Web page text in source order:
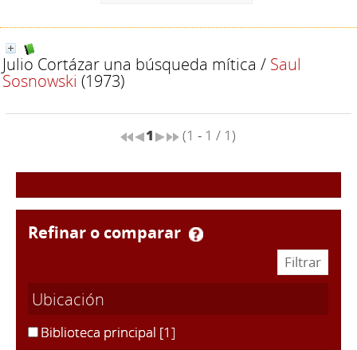
Julio Cortázar una búsqueda mítica / Saul
Sosnowski (1973)
1 (1 - 1 / 1)
refinar o comparar
Ubicación
Biblioteca principal [1]